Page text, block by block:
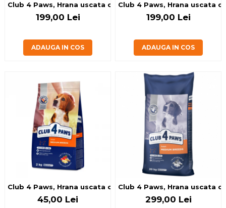
Club 4 Paws, Hrana uscata caini de talie mica, 14kg
199,00 Lei
ADAUGA IN COS
Club 4 Paws, Hrana uscata
199,00 Lei
ADAUGA IN COS
Club 4 Paws, Hrana uscata caini de talie medie, 2kg
45,00 Lei
Club 4 Paws, Hrana uscata
299,00 Lei